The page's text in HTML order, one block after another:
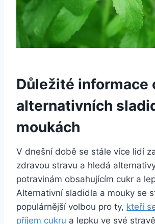
Důležité informace
alternativních
moukách
V‌ dnešní době se stále více lidí
zdravou stravu a hledá
potravinám obsahujícím cukr a
Alternativní sladidla a mouky se
populárnější‌ volbou pro ty, kteří
příjem cukru a‌ lepku ve své